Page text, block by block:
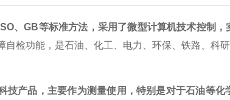
、GB等标准方法，采用了微型计算机技术控制，
自检功能，是石油、化工、电力、环保、铁路、科研
技产品，主要作为测量使用，特别是对于石油等化